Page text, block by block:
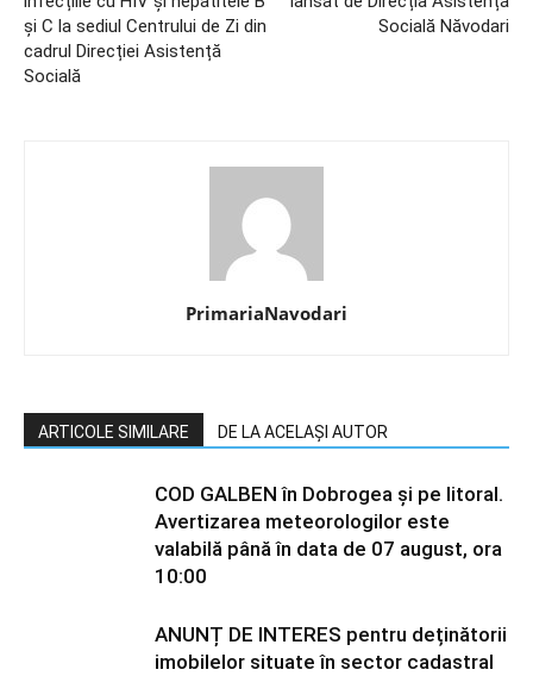
și C la sediul Centrului de Zi din
cadrul Direcției Asistență
Socială
Socială Năvodari
PrimariaNavodari
ARTICOLE SIMILARE DE LA ACELAȘI AUTOR
COD GALBEN în Dobrogea și pe litoral.
Avertizarea meteorologilor este
valabilă până în data de 07 august, ora
10:00
ANUNȚ DE INTERES pentru deținătorii
imobilelor situate în sector cadastral